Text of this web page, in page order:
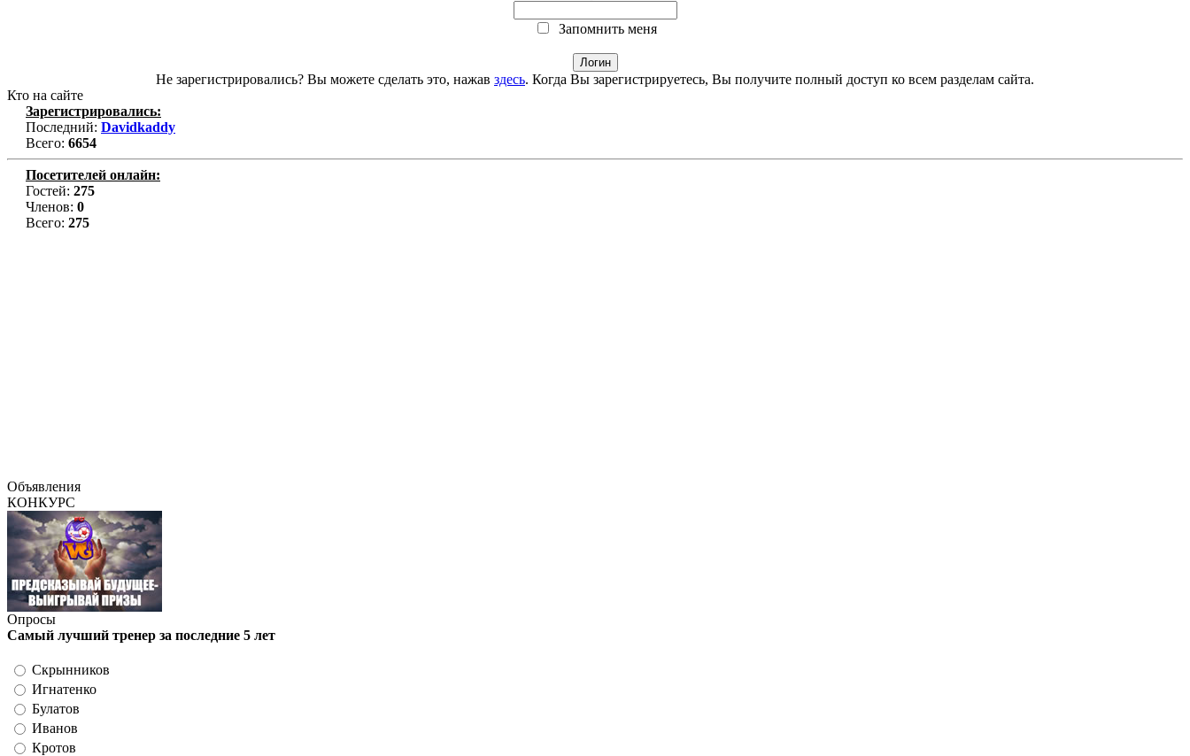
Запомнить меня
Не зарегистрировались? Вы можете сделать это, нажав здесь. Когда Вы зарегистрируетесь, Вы получите полный доступ ко всем разделам сайта.
Кто на сайте
Зарегистрировались:
Последний: Davidkaddy
Всего: 6654
Посетителей онлайн:
Гостей: 275
Членов: 0
Всего: 275
Объявления
КОНКУРС
Опросы
Самый лучший тренер за последние 5 лет
Скрынников
Игнатенко
Булатов
Иванов
Кротов